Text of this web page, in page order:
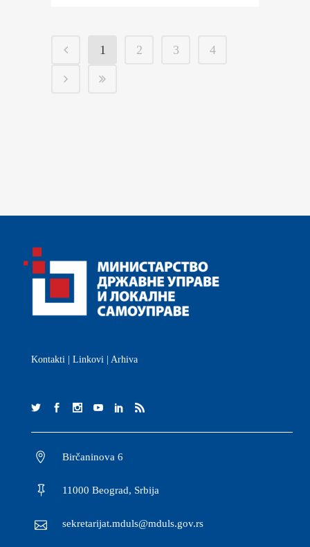
1 2 3 4
Kontakti Linkovi Arhiva
Birčaninova 6
11000 Beograd, Srbija
sekretarijat.mduls@mduls.gov.rs